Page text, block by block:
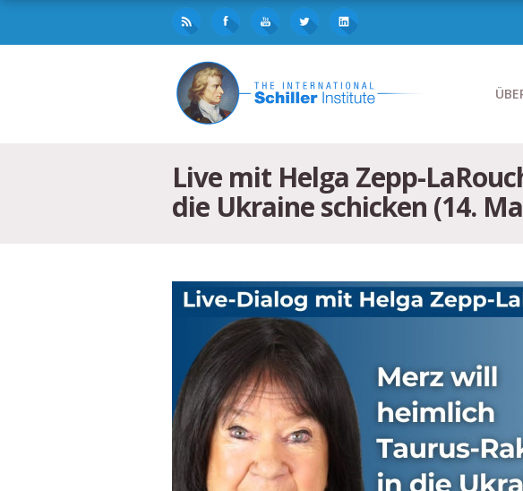
Live mit Helga Zepp-
die Ukraine schicken (14.